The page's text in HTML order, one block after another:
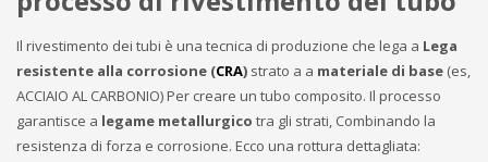
Il rivestimento dei tubi è una tecnica di produzione che lega a Lega
resistente alla corrosione (CRA) strato a a materiale di base (es,
ACCIAIO AL CARBONIO) Per creare un tubo composito. Il processo
garantisce a legame metallurgico tra gli strati, Combinando la
resistenza di forza e corrosione. Ecco una rottura dettagliata: